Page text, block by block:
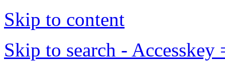
Skip to content
Skip to search - Accesskey